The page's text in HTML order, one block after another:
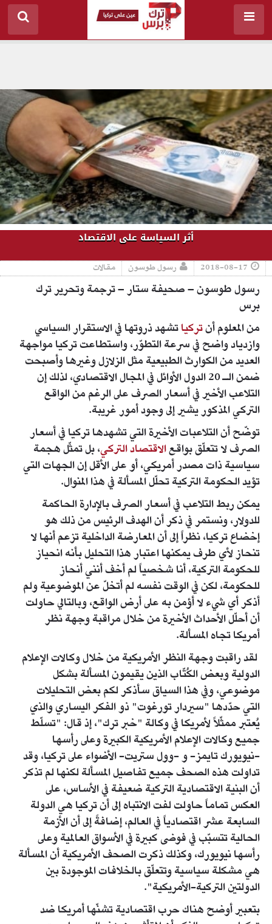
أثر السياسة على الاقتصاد
2018-08-17 رسول طوسون مقالات
رسول طوسون – صحيفة ستار – ترجمة وتحرير ترك
برس
من المعلوم أنتركياتشهد ذروتها في الاستقرار السياسي
وازدياد واضح في سرعة التطوّر، واستطاعت تركيا مواجهة
العديد من الكوارث الطبيعية مثل الزلازل وغيرها وأصبحت
ضمن الـ 20 الدول الأوائل في المجال الاقتصادي، لذلك إن
التلاعب الأخير في أسعار الصرف على الرغم من الواقع
التركي المذكور يشير إلى وجود أمور غريبة.
توضّح أن التلاعبات الأخيرة التي تشهدها تركيا في أسعار
الصرف لا تتعلّق بواقعالاقتصاد التركي، بل تمثّل هجمة
سياسية ذات مصدر أمريكي، أو على الأقل إن الجهات التي
تؤيد الحكومة التركية تحلّل المسألة في هذا المنوال.
يمكن ربط التلاعب في أسعار الصرف بالإدارة الحاكمة
للدولار، ونستمر في ذكر أن الهدف الرئيس من ذلك هو
إخضاع تركيا، نظراً إلى أن المعارضة الداخلية تزعم أنها لا
تنحاز لأي طرف يمكنها اعتبار هذا التحليل بأنه انحياز
للحكومة التركية، أنا شخصياً لم أخف أنني أنحاز
للحكومة، لكن في الوقت نفسه لم أتخلّ عن الموضوعية ولم
أذكر أي شيء لا أؤمن به على أرض الواقع، وبالتالي حاولت
أن أحلّل الأحداث الأخيرة من خلال مراقبة وجهة نظر
أمريكا تجاه المسألة.
لقد راقبت وجهة النظر الأمريكية من خلال وكالات الإعلام
الدولية وبعض الكُتّاب الذين يقيمون المسألة بشكل
موضوعي، وفي هذا السياق سأذكر لكم بعض التحليلات
التي حدّدها "سيردار تورغوت" ذو الفكر اليساري والذي
يُعتبر ممثّلاً لأمريكا في وكالة "خبر ترك"، إذ قال: "تسلّط
جميع وكالات الإعلام الأمريكية الكبيرة وعلى رأسها
-نيويورك تايمز- و -وول ستريت- الأضواء على تركيا، وقد
تداولت هذه الصحف جميع تفاصيل المسألة لكنها لم تذكر
أن البنية الاقتصادية التركية ضعيفة في الأساس، على
العكس تماماً حاولت لفت الانتباه إلى أن تركيا هي الدولة
السابعة عشر اقتصادياً في العالم، إضافةً إلى أن الأزمة
الحالية تتسبّب في فوضى كبيرة في الأسواق العالمية وعلى
رأسها نيويورك، وكذلك ذكرت الصحف الأمريكية أن المسألة
هي مشكلة سياسية وتتعلّق بالخلافات الموجودة بين
الدولتين التركية-الأمريكية".
بتعبير أوضح هناك حرب اقتصادية تشنّها أمريكا ضد